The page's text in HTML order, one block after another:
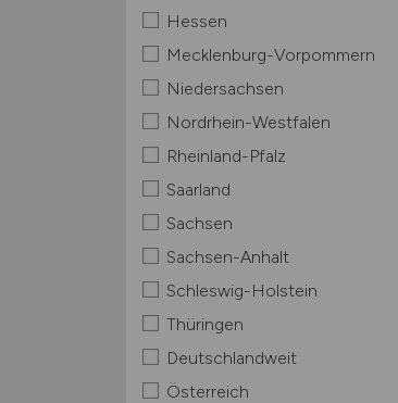
Hessen
Mecklenburg-Vorpommern
Niedersachsen
Nordrhein-Westfalen
Rheinland-Pfalz
Saarland
Sachsen
Sachsen-Anhalt
Schleswig-Holstein
Thüringen
Deutschlandweit
Österreich